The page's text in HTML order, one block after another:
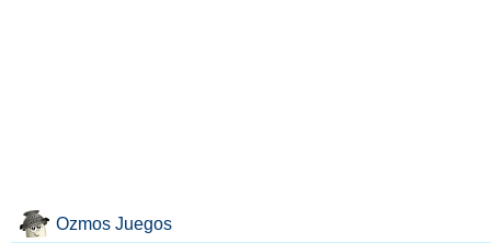
Ozmos Juegos